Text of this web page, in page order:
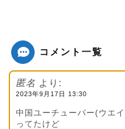
コメント一覧
匿名 より:
2023年9月17日 13:30
中国ユーチューバー(ウエ
ってたけど